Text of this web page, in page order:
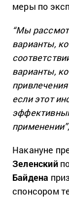
меры по
“Мы
варианты,
варианты,
если этот
применении”
Накануне
Зеленский
Байдена
спонсором